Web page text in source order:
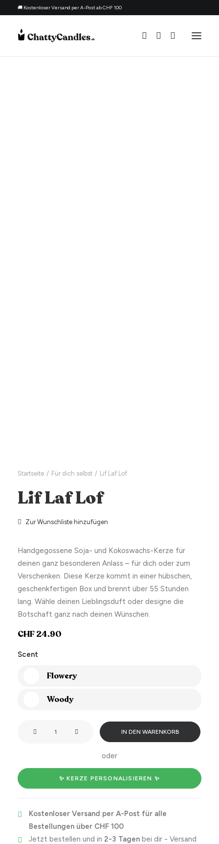
🚚 Kostenloser Versand per A-Post ab CHF 100
Startseite Für dich selbst Lif Laf Lof
Lif Laf Lof
Zur Wunschliste hinzufügen
Handgegossene Soja- und Kokoswachs-Kerze für
deinen ganz besonderen Anlass – für dich oder zum
Verschenken. Diese Kerze kommt in einer hübschen,
geschenkfertigen Box und brennt über 55 Stunden
lang. Wähle deinen Lieblingsduft oder designe die
Botschaft ganz nach deinen Wünschen.
CHF24.90
Scent
Flowery
Woody
IN DEN WARENKORB
oder
✨ KERZE PERSONALISIEREN ✨
Kostenloser Versand per A-Post für alle
Bestellungen über CHF 100
Jetzt bestellen und in 2-3 Tagenbei dir - Versand